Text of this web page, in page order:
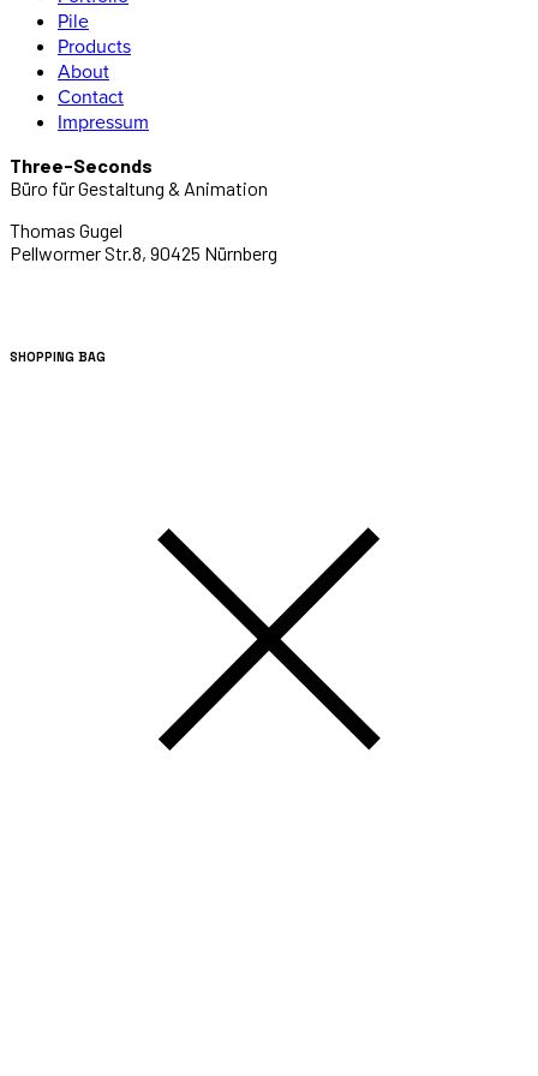
Pile
Products
About
Contact
Impressum
Three-Seconds
Büro für Gestaltung & Animation
Thomas Gugel
Pellwormer Str.8, 90425 Nürnberg
SHOPPING BAG